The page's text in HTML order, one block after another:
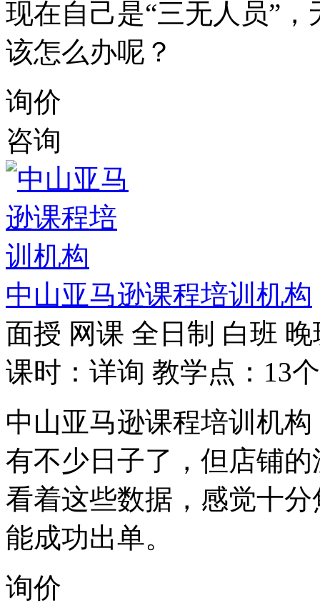
现在自己是“三无人员”
该怎么办呢？
询价
咨询
中山亚马逊课程培训机构
面授 网课 全日制 白班 晚
课时：详询 教学点：13个
中山亚马逊课程培训机
有不少日子了，但店铺
看着这些数据，感觉十
能成功出单。
询价